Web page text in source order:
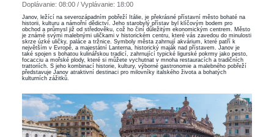
Doplávanie: 08:00 / Vyplávanie: 18:00
Janov, ležící na severozápadním pobřeží Itálie, je překrásné přístavní město bohaté na
historii, kulturu a námořní dědictví. Jeho starobylý přístav byl klíčovým bodem pro
obchod a průmysl již od středověku, což ho činí důležitým ekonomickým centrem. Město
je známé svými malebnými uličkami v historickém centru, které vás zavedou do minulosti
skrze úzké uličky, paláce a tržnice. Symboly města zahrnují akvárium, které patří k
největším v Evropě, a majestátní Lanterna, historický maják nad přístavem. Janov je
také spojen s bohatou kulinářskou tradicí, zahrnující typické ligurské pokrmy jako pesto,
focacciu a mořské plody, které si můžete vychutnat v mnoha restauracích a tradičních
trattoriích. S jeho kombinací historie, kultury, výborné gastronomie a malebného pobřeží
představuje Janov atraktivní destinaci pro milovníky italského života a bohatých
kulturních zážitků.